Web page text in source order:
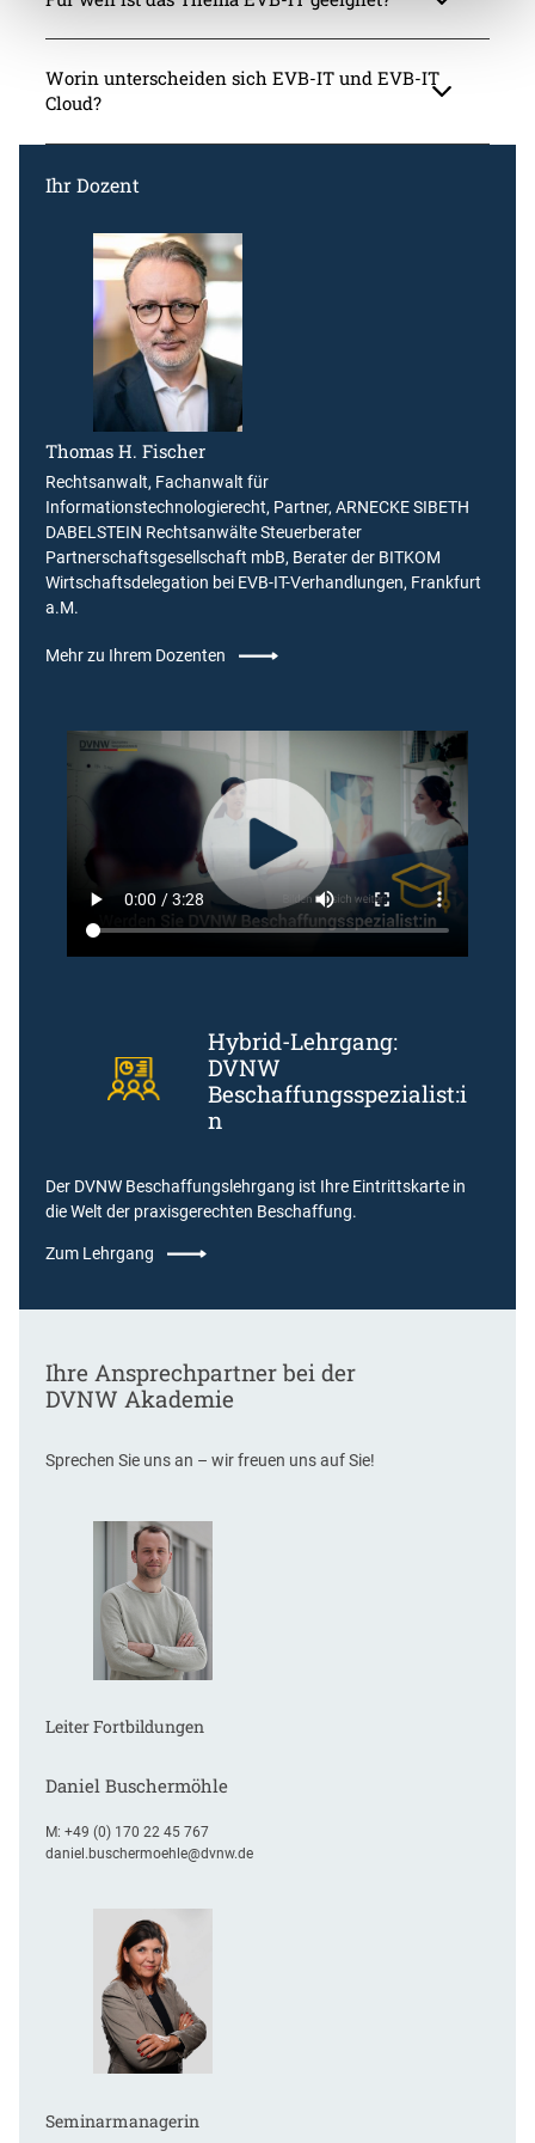
Worin unterscheiden sich EVB-IT und EVB-IT
Cloud?
Ihr Dozent
Thomas H. Fischer
Rechtsanwalt, Fachanwalt für
Informationstechnologierecht, Partner, ARNECKE SIBETH
DABELSTEIN Rechtsanwälte Steuerberater
Partnerschaftsgesellschaft mbB, Berater der BITKOM
Wirtschaftsdelegation bei EVB-IT-Verhandlungen, Frankfurt
a.M.
Mehr zu Ihrem Dozenten
Hybrid-Lehrgang:
DVNW
Beschaffungsspezialist:i
n
Der DVNW Beschaffungslehrgang ist Ihre Eintrittskarte in
die Welt der praxisgerechten Beschaffung.
Zum Lehrgang
Ihre Ansprechpartner bei der
DVNW Akademie
Sprechen Sie uns an – wir freuen uns auf Sie!
Leiter Fortbildungen
Daniel Buschermöhle
M:+49 (0) 170 22 45 767
daniel.buschermoehle@dvnw.de
Seminarmanagerin